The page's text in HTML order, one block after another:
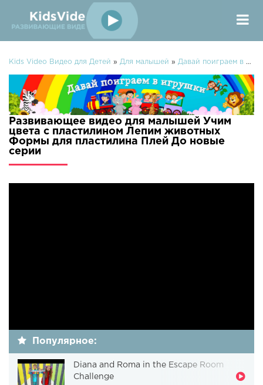
Kids Video Видео для Детей » Для малышей » Давай поиграем в игрушки
Развивающее видео для малышей Учим
цвета с пластилином Лепим животных
Формы для пластилина Плей До новые
серии
Популярное:
Diana and Roma in the Escape Room
Challenge